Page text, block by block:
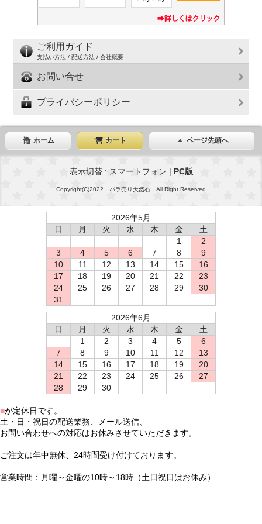
ご利用ガイド
支払い方法 / 配送方法 / 会社概要
お問い合せ
プライバシーポリシー
ホーム カート ページ先頭へ
表示切替 : スマートフォン | PC版
Copyright(C)2022 バラ売り天然石 All Right Reserved
2026年5月
日
月 火 水 木 金
土
1
2
3
4 5 6 7 8
9
10
11 12 13 14 15
16
17
18 19 20 21 22
23
24
25 26 27 28 29
30
31
2026年6月
日
月 火 水 木 金
土
1
2 3 4 5
6
7
8 9 10 11 12
13
14
15 16 17 18 19
20
21
22 23 24 25 26
27
28
29 30
■が定休日です。
土・日・祝日の配送業務、メール送信、
お問い合わせへの対応はお休みさせていただきます。
ご注文は年中無休、24時間受け付けております。
営業時間：月曜～金曜の10時～18時（土日祝日はお休み）